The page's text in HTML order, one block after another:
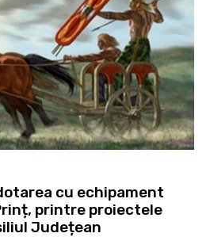
cu echipament
printre proiectele
Județean